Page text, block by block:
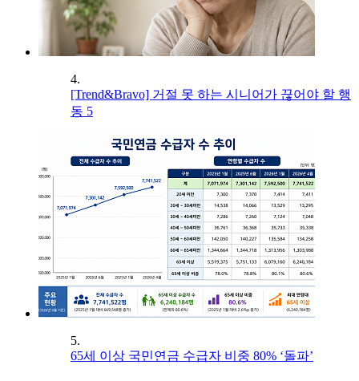
4.
[Trend&Bravo] 거절 못 하는 시니어가 끊어야 할 행
동 5
5.
65세 이상 국민연금 수급자 비중 80% ‘돌파’